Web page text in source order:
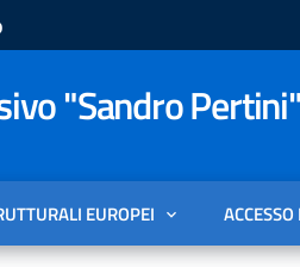
"Sandro Pertini"
EUROPEI